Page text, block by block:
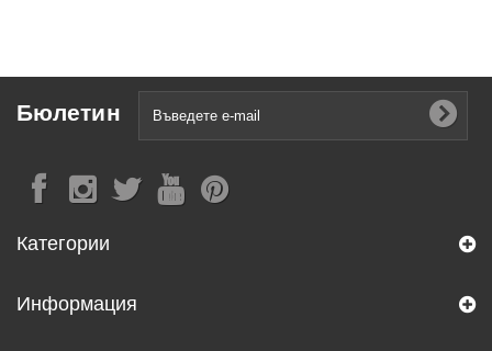
Бюлетин
Категории
Информация